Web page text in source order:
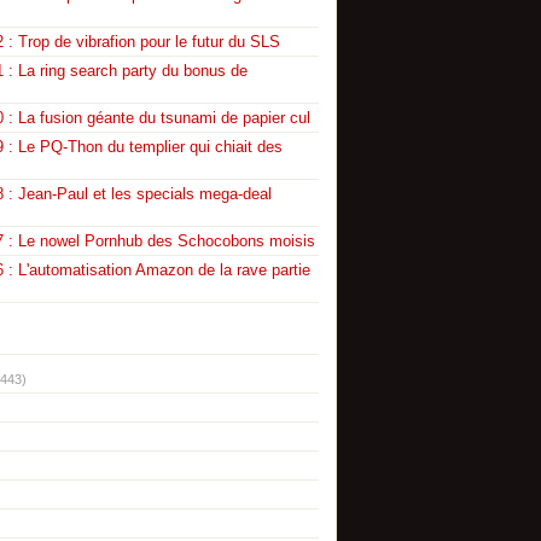
: Trop de vibrafion pour le futur du SLS
: La ring search party du bonus de
: La fusion géante du tsunami de papier cul
: Le PQ-Thon du templier qui chiait des
: Jean-Paul et les specials mega-deal
: Le nowel Pornhub des Schocobons moisis
: L'automatisation Amazon de la rave partie